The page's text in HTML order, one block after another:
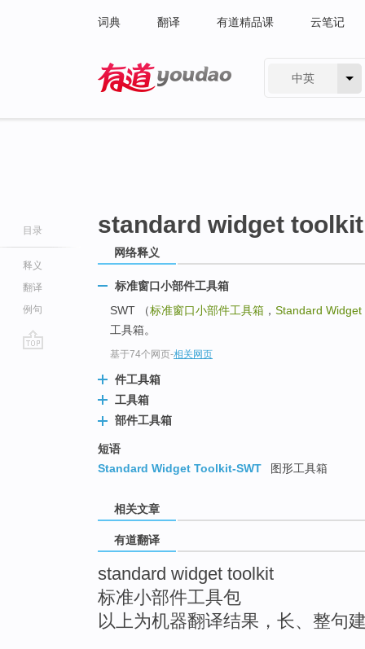
词典 翻译 有道精品课 云笔记
中英
目录
释义
翻译
例句
standard widget toolkit
网络释义
标准窗口小部件工具箱
SWT （标准窗口小部件工具箱 ， Standard Widget
工具箱。
基于74个网页-相关网页
件工具箱
工具箱
部件工具箱
短语
Standard Widget Toolkit-SWT
图形工具箱
相关文章
有道翻译
standard widget toolkit
标准小部件工具包
以上为机器翻译结果，长、整句